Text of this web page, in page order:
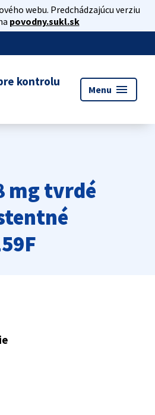
webu. Predchádzajúcu verziu
povodny.sukl.sk
kontrolu
Menu menu
mg tvrdé